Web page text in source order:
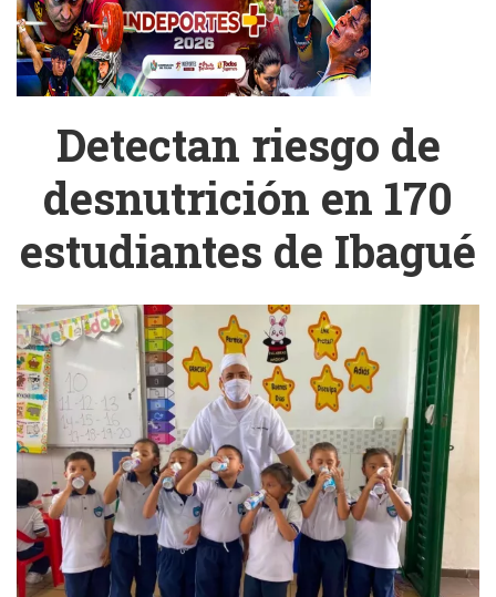
Detectan riesgo de
desnutrición en 170
estudiantes de Ibagué